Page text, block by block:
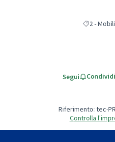
Filtra i
2 -
Segui Condividi
Riferimento: tec-
Controlla